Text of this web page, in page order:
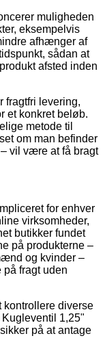
muligheden
eksempelvis
afhænger af
sådan at
afsted inden
fragtfri levering,
et konkret beløb.
metode til
om man befinder
vil være at få bragt
for enhver
virksomheder,
butikker fundet
på produkterne –
og kvinder –
på fragt uden
kontrollere diverse
1,25"
på at antage